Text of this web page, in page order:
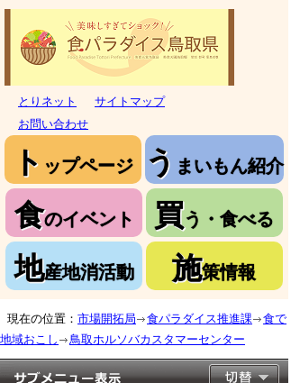
とりネット
サイトマップ
お問い合わせ
ト ップページ う まいもん紹介
食のイベント 買う・食べる
地産地消活動 施策情報
現在の位置： 市場開拓局 食パラダイス推進課
食で
地域おこし
鳥取ホルソバカスタマーセンター